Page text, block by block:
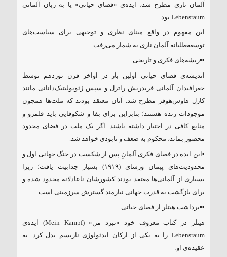
آلمان نازی مطرح شد، ایده‌ی «فضای حیاتی» یا به زبان آلمانی
Lebensraum بود.
این مفهوم در واقع مبنای نظری و توجیهی برای سیاست‌های
توسعه‌طلبانه آلمان نازی به شمار می‌رفت.
▪️▪️ریشه‌های فکری و تاریخی
اندیشه‌ی فضای حیاتی اولین بار در اواخر قرن نوزدهم توسط
جغرافیدان آلمانی فریدریش راتزل و سپس ژئوپولیتیک‌دانانی مانند
کارل هاوس‌هوفر مطرح شد. آنان معتقد بودند که ملت‌ها همچون
موجودات زنده هستند؛ بنابراین برای بقا و شکوفایی باید قلمرو و
منابع کافی در اختیار داشته باشند. اگر یک ملت در فضای محدود
محصور بماند، محکوم به ضعف و نابودی خواهد شد.
▫️این ایده در فضای فکری آلمانِ پس از شکست در جنگ جهانی اول و
محدودیت‌های پیمان ورسای (۱۹۱۹) بسیار جذابیت یافت؛ زیرا
بسیاری از آلمانی‌ها معتقد بودند کشورشان ناعادلانه محدود شده و
برای بازگشت به قدرت جهانی نیازمند گسترش سرزمینی است.
▪️▪️برداشت هیتلر از فضای حیاتی
هیتلر در کتاب معروف خود «نبرد من» (Mein Kampf) ایده‌ی
Lebensraum را به یکی از ارکان ایدئولوژی نازیسم بدل کرد. به
عقیده‌ی او: